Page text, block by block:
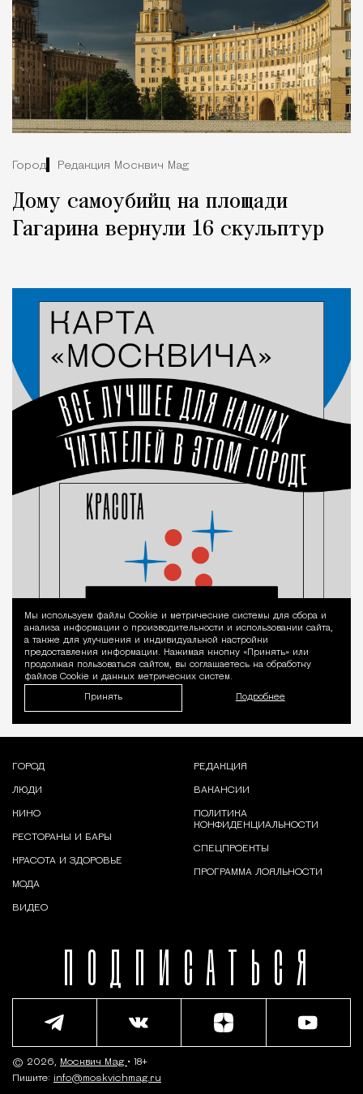
Город Редакция Москвич Mag
Дому самоубийц на площади
Гагарина вернули 16 скульптур
Уведомление
Мы используем файлы Сookie и метрические системы для сбора и
анализа информации о производительности и использовании сайта,
а также для улучшения и индивидуальной настройки
предоставления информации. Нажимая кнопку «Принять» или
продолжая пользоваться сайтом, вы соглашаетесь на обработку
файлов Cookie и данных метрических систем.
Принять Подробнее
ПОДПИСАТЬСЯ
ГОРОД
ЛЮДИ
КИНО
РЕСТОРАНЫ И БАРЫ
КРАСОТА И ЗДОРОВЬЕ
МОДА
ВИДЕО
РЕДАКЦИЯ
ВАКАНСИИ
ПОЛИТИКА
КОНФИДЕНЦИАЛЬНОСТИ
СПЕЦПРОЕКТЫ
ПРОГРАММА ЛОЯЛЬНОСТИ
© 2026, Москвич Mag • 18+
Пишите: info@moskvichmag.ru